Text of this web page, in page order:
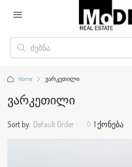
Home ვარკეთილი
Ვარკეთილი
1 ქონება
Sort by: Default Order